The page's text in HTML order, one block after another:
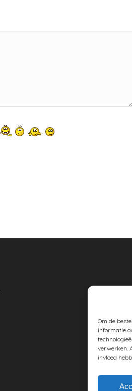
Om de
informatie
verwerken.
invloed